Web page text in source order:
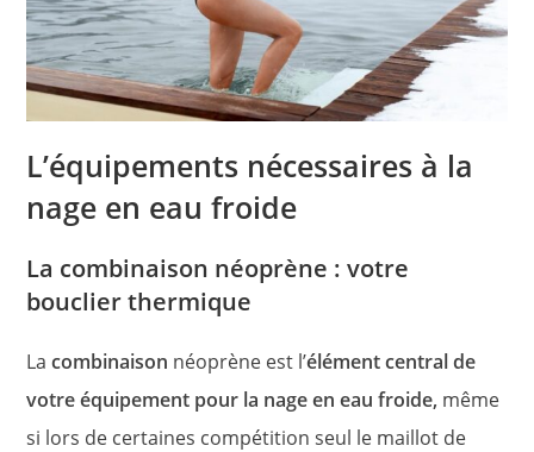
L’équipements nécessaires à la
nage en eau froide
La combinaison néoprène : votre
bouclier thermique
Lacombinaison néoprène est l’élément central de
votre équipement pour la nage en eau froide, même
si lors de certaines compétition seul le maillot de